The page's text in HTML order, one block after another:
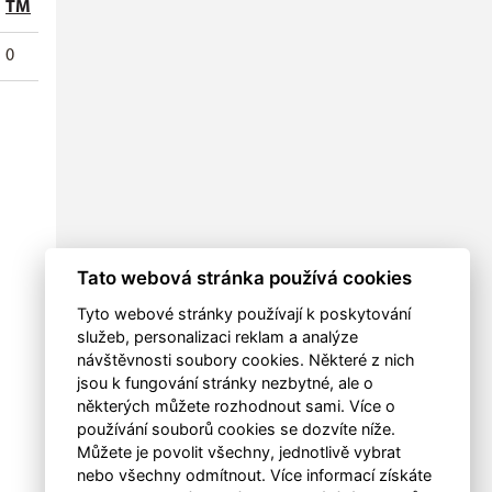
TM
0
Tato webová stránka používá cookies
Tyto webové stránky používají k poskytování
služeb, personalizaci reklam a analýze
návštěvnosti soubory cookies. Některé z nich
jsou k fungování stránky nezbytné, ale o
některých můžete rozhodnout sami. Více o
používání souborů cookies se dozvíte níže.
Můžete je povolit všechny, jednotlivě vybrat
nebo všechny odmítnout. Více informací získáte